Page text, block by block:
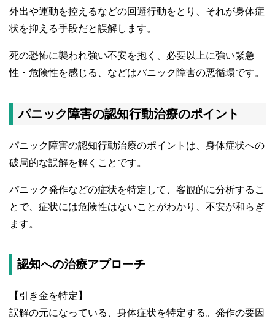
外出や運動を控えるなどの回避行動をとり、それが身体症
状を抑える手段だと誤解します。
死の恐怖に襲われ強い不安を抱く、必要以上に強い緊急
性・危険性を感じる、などはパニック障害の悪循環です。
パニック障害の認知行動治療のポイント
パニック障害の認知行動治療のポイントは、身体症状への
破局的な誤解を解くことです。
パニック発作などの症状を特定して、客観的に分析するこ
とで、症状には危険性はないことがわかり、不安が和らぎ
ます。
認知への治療アプローチ
【引き金を特定】
誤解の元になっている、身体症状を特定する。発作の要因